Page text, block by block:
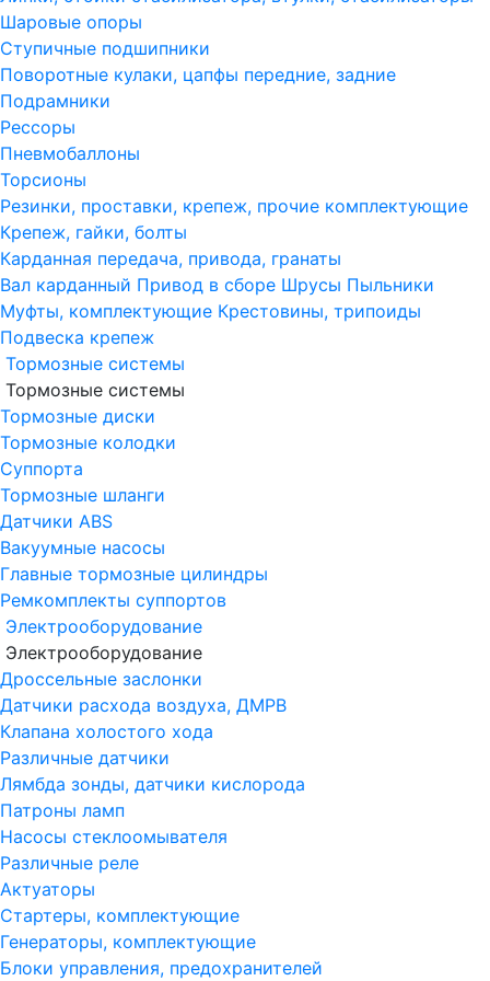
Шаровые опоры
Ступичные подшипники
Поворотные кулаки, цапфы передние, задние
Подрамники
Рессоры
Пневмобаллоны
Торсионы
Резинки, проставки, крепеж, прочие комплектующие
Крепеж, гайки, болты
Карданная передача, привода, гранаты
Вал карданный Привод в сборе Шрусы Пыльники
Муфты, комплектующие Крестовины, трипоиды
Подвеска крепеж
Тормозные системы
Тормозные системы
Тормозные диски
Тормозные колодки
Суппорта
Тормозные шланги
Датчики ABS
Вакуумные насосы
Главные тормозные цилиндры
Ремкомплекты суппортов
Электрооборудование
Электрооборудование
Дроссельные заслонки
Датчики расхода воздуха, ДМРВ
Клапана холостого хода
Различные датчики
Лямбда зонды, датчики кислорода
Патроны ламп
Насосы стеклоомывателя
Различные реле
Актуаторы
Стартеры, комплектующие
Генераторы, комплектующие
Блоки управления, предохранителей